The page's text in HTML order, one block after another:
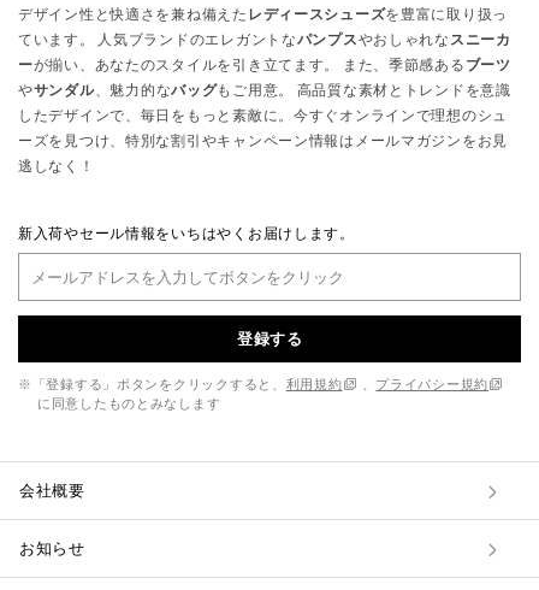
デザイン性と快適さを兼ね備えた レディースシューズを豊富に取り扱っ
ています。 人気ブランドのエレガントなパンプスやおしゃれな スニーカ
ーが揃い、あなたのスタイルを引き立てます。 また、季節感ある ブーツ
やサンダル、魅力的なバッグもご用意。 高品質な素材とトレンドを意識
したデザインで、毎日をもっと素敵に。今すぐオンラインで理想のシュ
ーズを見つけ、特別な割引やキャンペーン情報はメールマガジンをお見
逃しなく！
新入荷やセール情報をいちはやくお届けします。
登録する
※「登録する」ボタンをクリックすると、 利用規約
プライバシー規約
に同意したものとみなします
会社概要
お知らせ